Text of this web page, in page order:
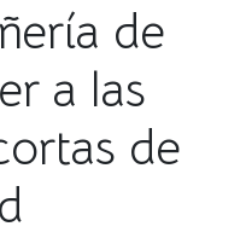
de
a las
de